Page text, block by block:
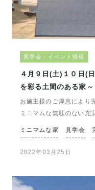
見学会・イベント情報
４月９日(土)１０日(
を彩る土間のある家～
お施主様のご厚意により
ミニマムな無駄のない充
ミニマムな家 見学会
2022年03月25日